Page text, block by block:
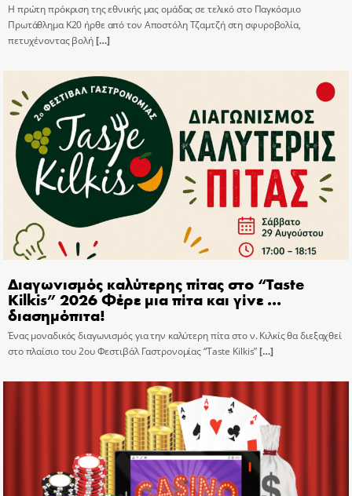
Η πρώτη πρόκριση της εθνικής μας ομάδας σε τελικό στο Παγκόσμιο
Πρωτάθλημα Κ20 ήρθε από τον Αποστόλη Τζαμτζή στη σφυροβολία,
πετυχένοντας βολή[…]
Διαγωνισμός καλύτερης πίτας στο “Taste
Kilkis” 2026 Φέρε μια πίτα και γίνε …
διασημόπιτα!
Ένας μοναδικός διαγωνισμός για την καλύτερη πίτα στο ν. Κιλκίς θα διεξαχθεί
στο πλαίσιο του 2ου Φεστιβάλ Γαστρονομίας “Taste Kilkis”[…]